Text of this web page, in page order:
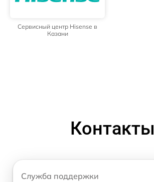
Сервисный центр Hisense в
Казани
Контакты
Служба поддержки